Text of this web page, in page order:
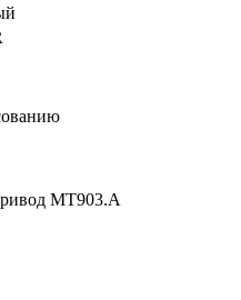
МТ903.А